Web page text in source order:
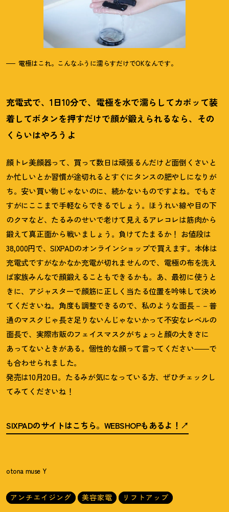
電極はこれ。こんなふうに濡らすだけでOKなんです。
充電式で、1日10分で、電極を水で濡らしてカポッて装
着してボタンを押すだけで顔が鍛えられるなら、その
くらいはやろうよ
顔トレ美顔器って、買って数日は頑張るんだけど面倒くさいと
か忙しいとか習慣が途切れるとすぐにタンスの肥やしになりが
ち。安い買い物じゃないのに、続かないものですよね。でもさ
すがにここまで手軽ならできるでしょう。ほうれい線や目の下
のクマなど、たるみのせいで老けて見えるアレコレは筋肉から
鍛えて真正面から戦いましょう。負けてたまるか！ お値段は
38,000円で、SIXPADのオンラインショップで買えます。本体は
充電式ですがなかなか充電が切れませんので、電極の布を洗え
ば家族みんなで顔鍛えることもできるかも。あ、最初に使うと
きに、アジャスターで顔筋に正しく当たる位置を吟味して決め
てくださいね。角度も調整できるので、私のような面長－－普
通のマスクじゃ長さ足りないんじゃないかって不安なレベルの
面長で、実際市販のフェイスマスクがちょっと顔の大きさに
あってないときがある。個性的な顔って言ってください――で
も合わせられました。
発売は10月20日。たるみが気になっている方、ぜひチェックし
てみてくださいね ！
SIXPADのサイトはこちら。WEBSHOPもあるよ ！
otona muse Y
アンチエイジング 美容家電 リフトアップ